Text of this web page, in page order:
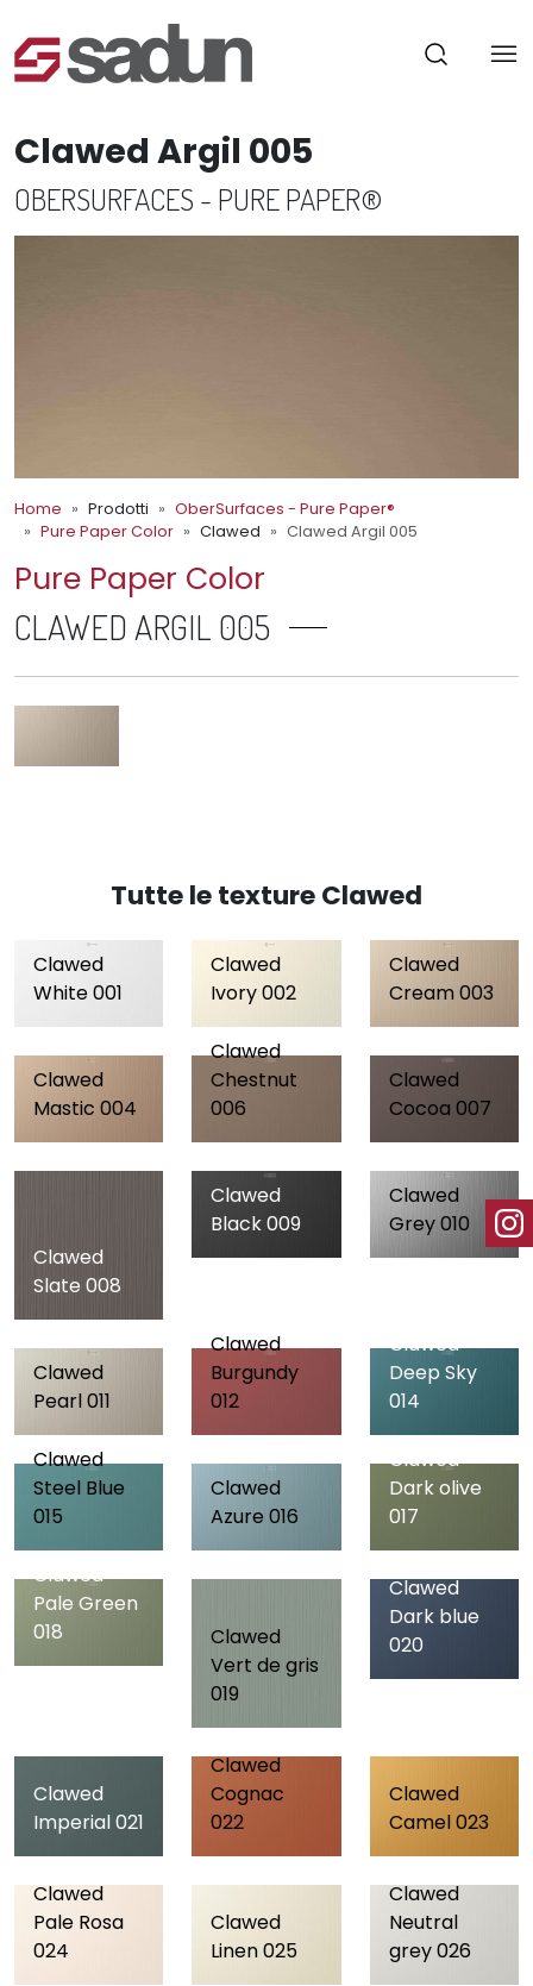
Clawed Argil 005
OBERSURFACES - PURE PAPER®
Home Prodotti
OberSurfaces - Pure Paper®
Pure Paper Color
Clawed Clawed Argil 005
Pure Paper Color
CLAWED ARGIL 005
Tutte le texture Clawed
Clawed
White 001
Clawed
Ivory 002
Clawed
Cream 003
Clawed
Mastic 004
Clawed
Chestnut
006
Clawed
Cocoa 007
Clawed
Slate 008
Clawed
Black 009
Clawed
Grey 010
Clawed
Pearl 011
Clawed
Burgundy
012
Clawed
Deep Sky
014
Clawed
Steel Blue
015
Clawed
Azure 016
Clawed
Dark olive
017
Clawed
Pale Green
018
Clawed
Vert de gris
019
Clawed
Dark blue
020
Clawed
Imperial 021
Clawed
Cognac
022
Clawed
Camel 023
Clawed
Pale Rosa
024
Clawed
Linen 025
Clawed
Neutral
grey 026